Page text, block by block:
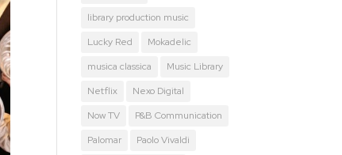
library production music
Lucky Red
Mokadelic
musica classica
Music Library
Netflix
Nexo Digital
Now TV
P&B Communication
Palomar
Paolo Vivaldi